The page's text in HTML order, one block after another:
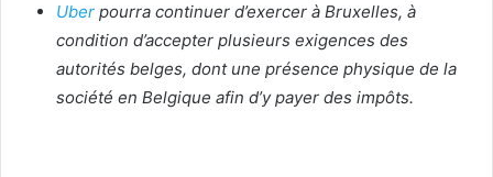
Uber pourra continuer d’exercer à Bruxelles, à
condition d’accepter plusieurs exigences des
autorités belges, dont une présence physique de la
société en Belgique afin d’y payer des impôts.